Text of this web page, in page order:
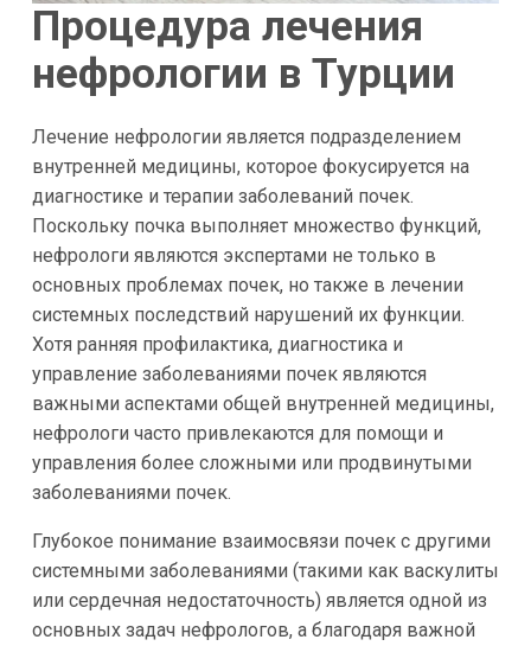
Процедура лечения
нефрологии в Турции
Лечение нефрологии является подразделением
внутренней медицины, которое фокусируется на
диагностике и терапии заболеваний почек.
Поскольку почка выполняет множество функций,
нефрологи являются экспертами не только в
основных проблемах почек, но также в лечении
системных последствий нарушений их функции.
Хотя ранняя профилактика, диагностика и
управление заболеваниями почек являются
важными аспектами общей внутренней медицины,
нефрологи часто привлекаются для помощи и
управления более сложными или продвинутыми
заболеваниями почек.
Глубокое понимание взаимосвязи почек с другими
системными заболеваниями (такими как васкулиты
или сердечная недостаточность) является одной из
основных задач нефрологов, а благодаря важной